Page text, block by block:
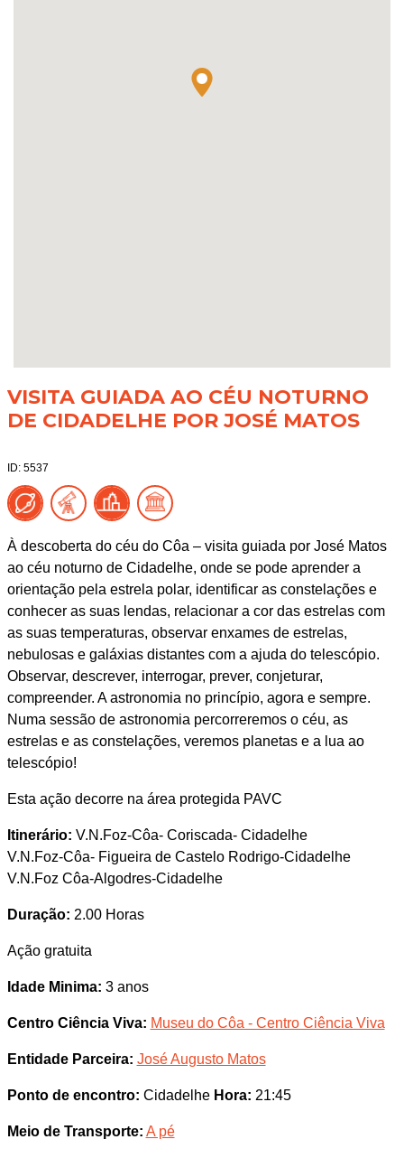
VISITA GUIADA AO CÉU NOTURNO
DE CIDADELHE POR JOSÉ MATOS
ID: 5537
À descoberta do céu do Côa – visita guiada por José Matos
ao céu noturno de Cidadelhe, onde se pode aprender a
orientação pela estrela polar, identificar as constelações e
conhecer as suas lendas, relacionar a cor das estrelas com
as suas temperaturas, observar enxames de estrelas,
nebulosas e galáxias distantes com a ajuda do telescópio.
Observar, descrever, interrogar, prever, conjeturar,
compreender. A astronomia no princípio, agora e sempre.
Numa sessão de astronomia percorreremos o céu, as
estrelas e as constelações, veremos planetas e a lua ao
telescópio!
Esta ação decorre na área protegida PAVC
Itinerário: V.N.Foz-Côa- Coriscada- Cidadelhe
V.N.Foz-Côa- Figueira de Castelo Rodrigo-Cidadelhe
V.N.Foz Côa-Algodres-Cidadelhe
Duração: 2.00 Horas
Ação gratuita
Idade Minima: 3 anos
Centro Ciência Viva: Museu do Côa - Centro Ciência Viva
Entidade Parceira: José Augusto Matos
Ponto de encontro: Cidadelhe Hora: 21:45
Meio de Transporte: A pé